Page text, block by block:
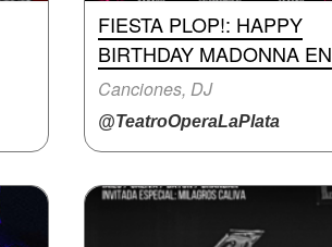
FIESTA PLOP!: HAPPY
BIRTHDAY MADONNA EN
Canciones, DJ
@TeatroOperaLaPlata